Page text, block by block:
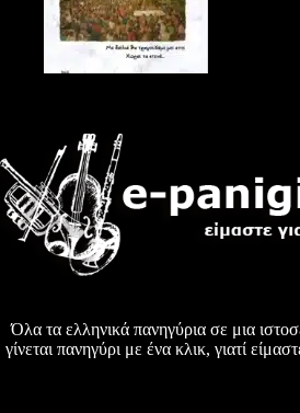
Όλα τα ελληνικά πανηγύρια σε μια
γίνεται πανηγύρι με ένα κλικ, γιατί